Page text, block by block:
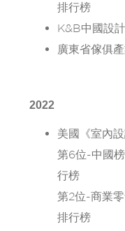
排行榜
K&B中國設
廣東省傢俱
2022
美國《室內
第6位-中國
行榜
第2位-商業
排行榜